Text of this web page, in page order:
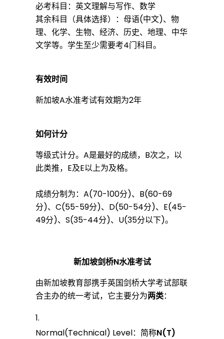
必考科目：英文理解与写作、数学
其余科目（具体选择）：母语(中文)、物
理、化学、生物、经济、历史、地理、中华
文学等。学生至少需要考4门科目。
有效时间
新加坡A水准考试有效期为2年
如何计分
等级式计分。A是最好的成绩，B次之，以
此类推，E及E以上为及格。
成绩分制为：A(70-100分)、B(60-69
分)、C(55-59分)、D(50-54分)、E(45-
49分)、S(35-44分)、U(35分以下)。
新加坡剑桥N水准考试
由新加坡教育部携手英国剑桥大学考试部联
合主办的统一考试，它主要分为两类：
Normal(Technical) Level：简称N(T)